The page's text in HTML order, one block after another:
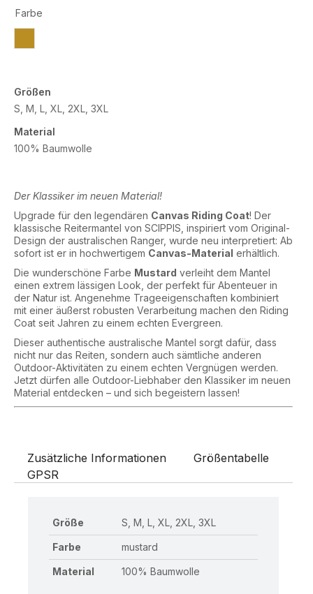
Farbe
Größen
S, M, L, XL, 2XL, 3XL
Material
100% Baumwolle
Der Klassiker im neuen Material!
Upgrade für den legendären Canvas Riding Coat! Der
klassische Reitermantel von SCIPPIS, inspiriert vom Original-
Design der australischen Ranger, wurde neu interpretiert: Ab
sofort ist er in hochwertigem Canvas-Material erhältlich.
Die wunderschöne Farbe Mustard verleiht dem Mantel
einen extrem lässigen Look, der perfekt für Abenteuer in
der Natur ist. Angenehme Trageeigenschaften kombiniert
mit einer äußerst robusten Verarbeitung machen den Riding
Coat seit Jahren zu einem echten Evergreen.
Dieser authentische australische Mantel sorgt dafür, dass
nicht nur das Reiten, sondern auch sämtliche anderen
Outdoor-Aktivitäten zu einem echten Vergnügen werden.
Jetzt dürfen alle Outdoor-Liebhaber den Klassiker im neuen
Material entdecken – und sich begeistern lassen!
Zusätzliche Informationen
Größentabelle
GPSR
Größe S, M, L, XL, 2XL, 3XL
Farbe mustard
Material 100% Baumwolle